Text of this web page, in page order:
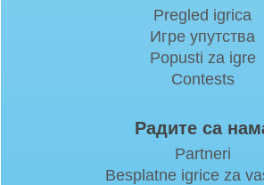
Pregled igrica
Игре упутства
Popusti za igre
Contests
Радите са
Partneri
Besplatne igrice za